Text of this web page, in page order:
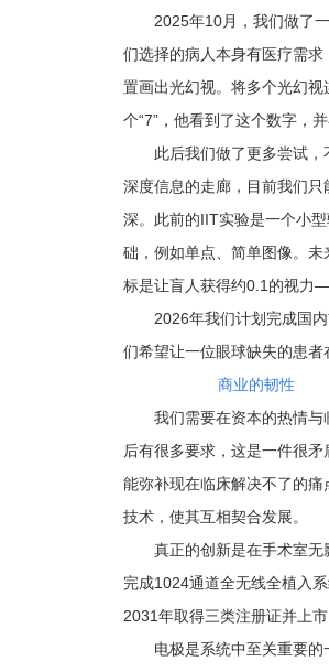
2025年10月，我们做了
们选择的病人本身有医疗需
置画出光幻视。将多个光幻
个“7”，他看到了这个数字，
此后我们做了更多尝试
深度信息的走廊，目前我们
深。此前的IIT实验是一个小
础，例如单点、简单图像。
标是让盲人获得约0.1的视力
2026年我们计划完成国
们希望让一位眼球缺失的患者
商业的韧性
我们需要在资本的热情
后有很多要求，这是一件很
能弥补现在临床解决不了的痛
技术，使其互相契合发展。
真正的创新是在手术室
完成1024通道全无线全植入
2031年取得三类注册证并上
电极是系统中至关重要